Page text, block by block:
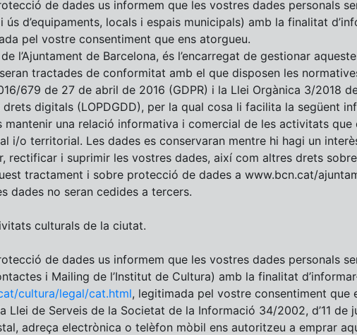
de dades us informem que les vostres dades personals
d’equipaments, locals i espais municipals) amb la finalitat
pel vostre consentiment que ens atorgueu.
l’Ajuntament de Barcelona, és l’encarregat de gestionar
tractades de conformitat amb el que disposen les
679 de 27 de abril de 2016 (GDPR) i la Llei Orgànica 3/2018
digitals (LOPDGDD), per la qual cosa li facilita la següent
mantenir una relació informativa i comercial de les activitats que
i/o territorial. Les dades es conservaran mentre hi hagi un
rectificar i suprimir les vostres dades, així com altres drets
tractament i sobre protecció de dades a www.bcn.cat/
dades no seran cedides a tercers.
culturals de la ciutat.
de dades us informem que les vostres dades personals
i Mailing de l’Institut de Cultura) amb la finalitat
cultura/legal/cat.html, legitimada pel vostre consentiment que
Llei de Serveis de la Societat de la Informació 34/2002, d’11 de
adreça electrònica o telèfon mòbil ens autoritzeu a emprar